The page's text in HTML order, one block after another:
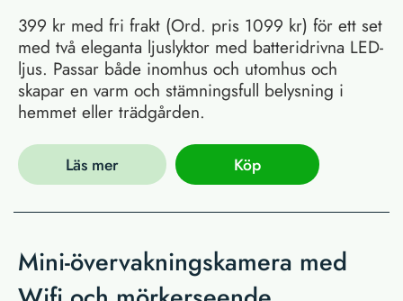
399 kr med fri frakt (Ord. pris 1099 kr) för ett set
med två eleganta ljuslyktor med batteridrivna LED-
ljus. Passar både inomhus och utomhus och
skapar en varm och stämningsfull belysning i
hemmet eller trädgården.
Läs mer Köp
Mini-övervakningskamera med